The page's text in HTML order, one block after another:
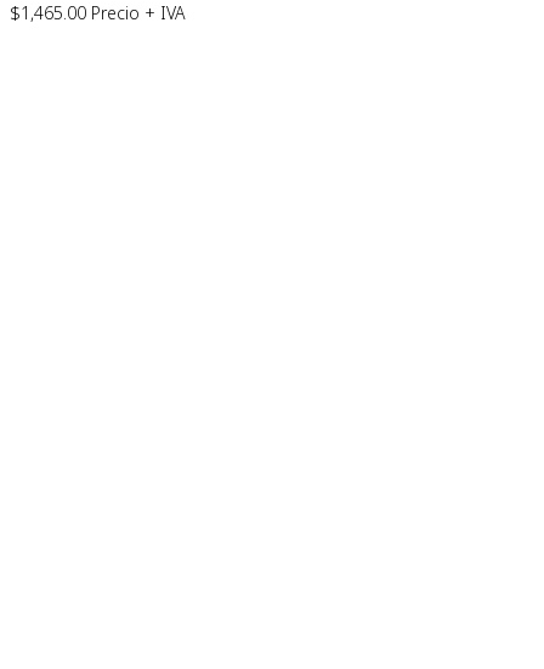
$1,465.00 Precio + IVA